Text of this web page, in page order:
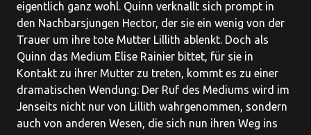
eigentlich ganz wohl. Quinn verknallt sich prompt in
den Nachbarsjungen Hector, der sie ein wenig von der
Trauer um ihre tote Mutter Lillith ablenkt. Doch als
Quinn das Medium Elise Rainier bittet, für sie in
Kontakt zu ihrer Mutter zu treten, kommt es zu einer
dramatischen Wendung: Der Ruf des Mediums wird im
Jenseits nicht nur von Lillith wahrgenommen, sondern
auch von anderen Wesen, die sich nun ihren Weg ins